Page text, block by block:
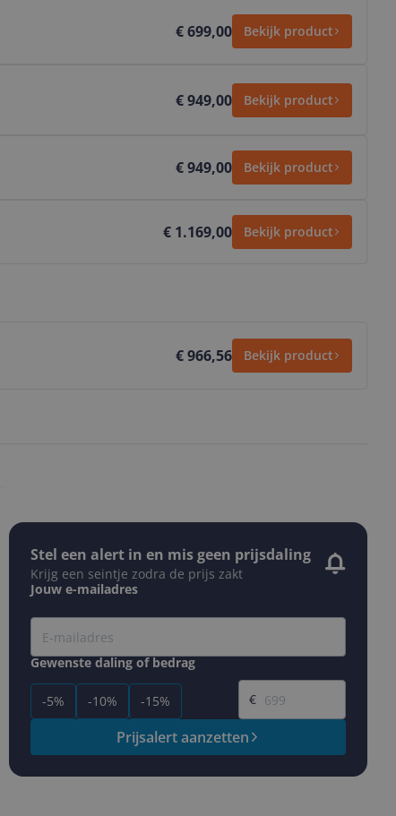
€ 699,00 Bekijk product
€ 949,00 Bekijk product
€ 949,00 Bekijk product
€ 1.169,00 Bekijk product
€ 966,56 Bekijk product
Stel een alert in en mis geen prijsdaling
Krijg een seintje zodra de prijs zakt
Jouw e-mailadres
Gewenste daling of bedrag
-5% -10% -15%
Gewenste prijs
€
Prijsalert aanzetten